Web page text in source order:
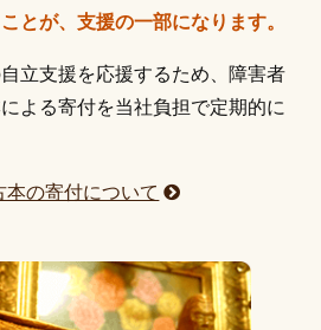
国分寺市 小金井市
府中市
練馬区 中野区
豊島区
区 荒川区 板橋区 江戸川区
とが、支援の一部になります。
立支援を応援するため、障害者
よる寄付を当社負担で定期的に
本の寄付について